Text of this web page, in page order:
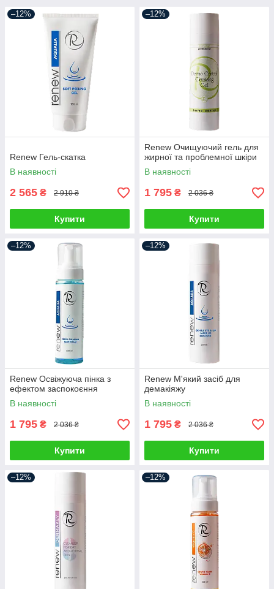
–12%
Renew Гель-скатка
В наявності
2 565 ₴ 2 910 ₴
Купити
–12%
Renew Очищуючий гель для
жирної та проблемної шкіри
В наявності
1 795 ₴ 2 036 ₴
Купити
–12%
Renew Освіжуюча пінка з
ефектом заспокоєння
В наявності
1 795 ₴ 2 036 ₴
Купити
–12%
Renew М'який засіб для
демакіяжу
В наявності
1 795 ₴ 2 036 ₴
Купити
–12% –12%